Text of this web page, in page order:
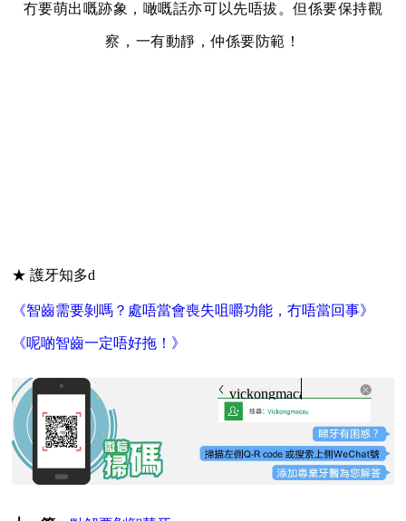
冇要萌出嘅跡象，噉嘅話亦可以先唔拔。但係要保持觀
察，一有動靜，仲係要防範！
★ 護牙知多d
《智齒需要剝嗎？處唔當會喪失咀嚼功能，冇唔當回事》
《呢啲智齒一定唔好拖！》
vickongmacau